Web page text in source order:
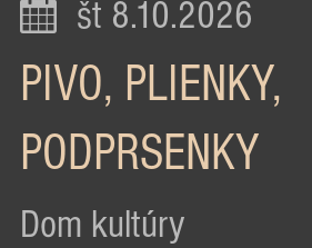
št 8.10.2026
PIVO, PLIENKY,
PODPRSENKY
Dom kultúry